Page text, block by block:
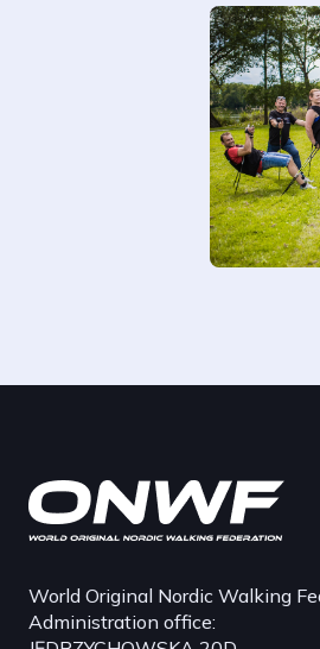
World Original Nordic Walking
Administration office: